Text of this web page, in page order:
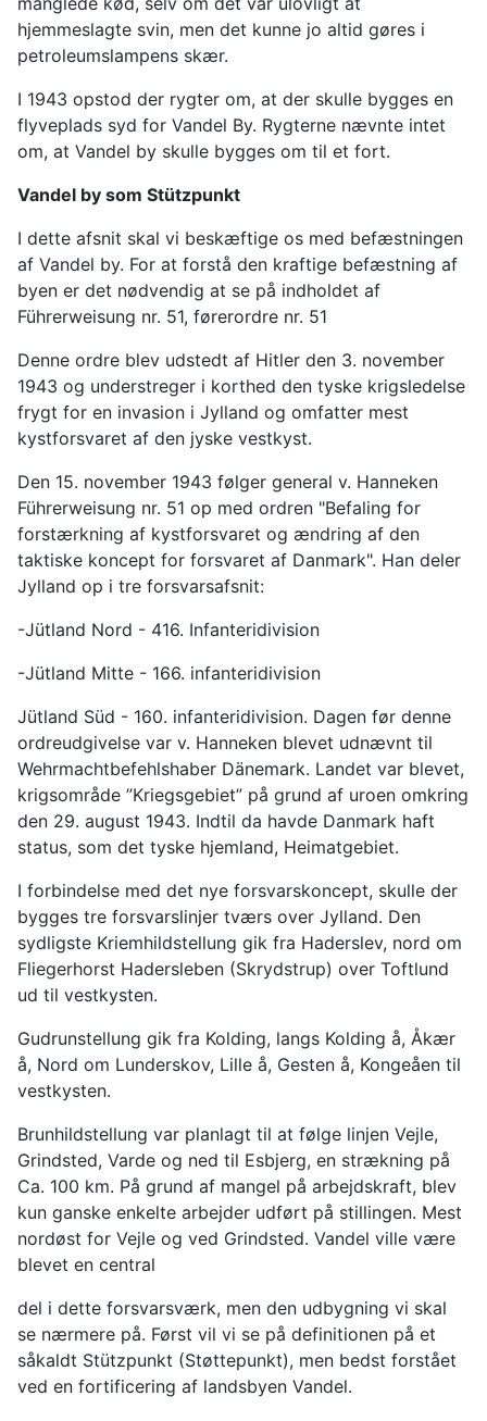
hjemmeslagte svin, men det kunne jo altid gøres i
petroleumslampens skær.
I 1943 opstod der rygter om, at der skulle bygges en
flyveplads syd for Vandel By. Rygterne nævnte intet
om, at Vandel by skulle bygges om til et fort.
Vandel by som Stützpunkt
I dette afsnit skal vi beskæftige os med befæstningen
af Vandel by. For at forstå den kraftige befæstning af
byen er det nødvendig at se på indholdet af
Führerweisung nr. 51, førerordre nr. 51
Denne ordre blev udstedt af Hitler den 3. november
1943 og understreger i korthed den tyske krigsledelse
frygt for en invasion i Jylland og omfatter mest
kystforsvaret af den jyske vestkyst.
Den 15. november 1943 følger general v. Hanneken
Führerweisung nr. 51 op med ordren "Befaling for
forstærkning af kystforsvaret og ændring af den
taktiske koncept for forsvaret af Danmark". Han deler
Jylland op i tre forsvarsafsnit:
-Jütland Nord - 416. Infanteridivision
-Jütland Mitte - 166. infanteridivision
Jütland Süd - 160. infanteridivision. Dagen før denne
ordreudgivelse var v. Hanneken blevet udnævnt til
Wehrmachtbefehlshaber Dänemark. Landet var blevet,
krigsområde ”Kriegsgebiet” på grund af uroen omkring
den 29. august 1943. Indtil da havde Danmark haft
status, som det tyske hjemland, Heimatgebiet.
I forbindelse med det nye forsvarskoncept, skulle der
bygges tre forsvarslinjer tværs over Jylland. Den
sydligste Kriemhildstellung gik fra Haderslev, nord om
Fliegerhorst Hadersleben (Skrydstrup) over Toftlund
ud til vestkysten.
Gudrunstellung gik fra Kolding, langs Kolding å, Åkær
å, Nord om Lunderskov, Lille å, Gesten å, Kongeåen til
vestkysten.
Brunhildstellung var planlagt til at følge linjen Vejle,
Grindsted, Varde og ned til Esbjerg, en strækning på
Ca. 100 km. På grund af mangel på arbejdskraft, blev
kun ganske enkelte arbejder udført på stillingen. Mest
nordøst for Vejle og ved Grindsted. Vandel ville være
blevet en central
del i dette forsvarsværk, men den udbygning vi skal
se nærmere på. Først vil vi se på definitionen på et
såkaldt Stützpunkt (Støttepunkt), men bedst forstået
ved en fortificering af landsbyen Vandel.